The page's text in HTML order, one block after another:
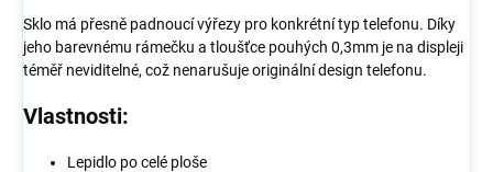
Sklo má přesně padnoucí výřezy pro konkrétní typ telefonu. Díky
jeho barevnému rámečku a tloušťce pouhých 0,3mm je na displeji
téměř neviditelné, což nenarušuje originální design telefonu.
Vlastnosti:
Lepidlo po celé ploše